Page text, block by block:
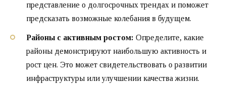
представление о долгосрочных трендах и поможет
предсказать возможные колебания в будущем.
Районы с активным ростом: Определите, какие
районы демонстрируют наибольшую активность и
рост цен. Это может свидетельствовать о развитии
инфраструктуры или улучшении качества жизни.